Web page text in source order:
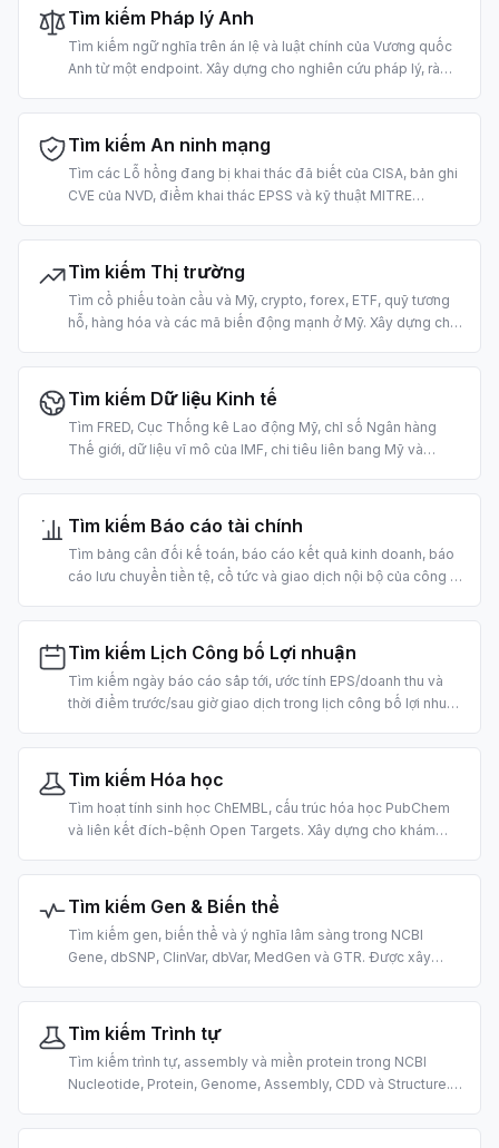
Tìm kiếm Pháp lý Anh
Tìm kiếm ngữ nghĩa trên án lệ và luật chính của Vương quốc
Anh từ một endpoint. Xây dựng cho nghiên cứu pháp lý, rà
AI.
Tìm kiếm An ninh mạng
Tìm các Lỗ hổng đang bị khai thác đã biết của CISA, bản ghi
CVE của NVD, điểm khai thác EPSS và kỹ thuật MITRE
dọa và vận hành bảo mật bằng AI.
Tìm kiếm Thị trường
Tìm cổ phiếu toàn cầu và Mỹ, crypto, forex, ETF, quỹ tương
hỗ, hàng hóa và các mã biến động mạnh ở Mỹ. Xây dựng cho
dịch bằng AI.
Tìm kiếm Dữ liệu Kinh tế
Tìm FRED, Cục Thống kê Lao động Mỹ, chỉ số Ngân hàng
Thế giới, dữ liệu vĩ mô của IMF, chi tiêu liên bang Mỹ và
tích kinh tế vĩ mô bằng AI.
Tìm kiếm Báo cáo tài chính
Tìm bảng cân đối kế toán, báo cáo kết quả kinh doanh, báo
cáo lưu chuyển tiền tệ, cổ tức và giao dịch nội bộ của công ty
bằng AI.
Tìm kiếm Lịch Công bố Lợi nhuận
Tìm kiếm ngày báo cáo sắp tới, ước tính EPS/doanh thu và
thời điểm trước/sau giờ giao dịch trong lịch công bố lợi nhuận
cứu dựa trên AI.
Tìm kiếm Hóa học
Tìm hoạt tính sinh học ChEMBL, cấu trúc hóa học PubChem
và liên kết đích-bệnh Open Targets. Xây dựng cho khám
Tìm kiếm Gen & Biến thể
Tìm kiếm gen, biến thể và ý nghĩa lâm sàng trong NCBI
Gene, dbSNP, ClinVar, dbVar, MedGen và GTR. Được xây
Tìm kiếm Trình tự
Tìm kiếm trình tự, assembly và miền protein trong NCBI
Nucleotide, Protein, Genome, Assembly, CDD và Structure.